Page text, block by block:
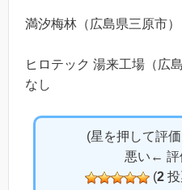
満汐梅林（広島県三原市）
ヒロテック 湯来工場（広
なし
(星を押して評
悪い←
(2投